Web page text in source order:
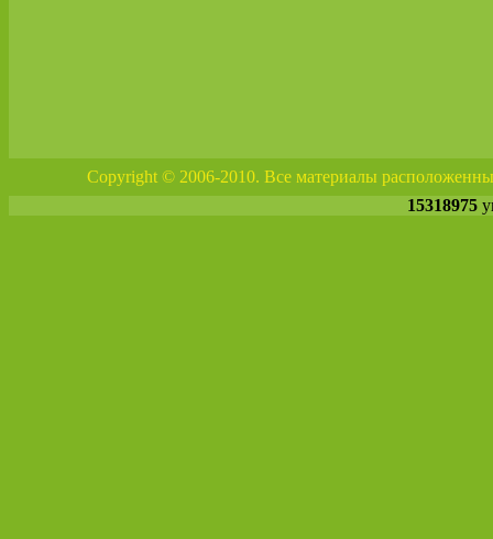
Copyright © 2006-2010. Все материалы
15318975